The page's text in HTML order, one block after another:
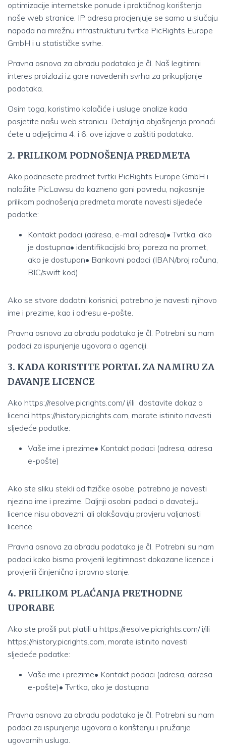
optimizacije internetske ponude i praktičnog korištenja
naše web stranice. IP adresa procjenjuje se samo u slučaju
napada na mrežnu infrastrukturu tvrtke PicRights Europe
GmbH i u statističke svrhe.
Pravna osnova za obradu podataka je čl. Naš legitimni
interes proizlazi iz gore navedenih svrha za prikupljanje
podataka.
Osim toga, koristimo kolačiće i usluge analize kada
posjetite našu web stranicu. Detaljnija objašnjenja pronaći
ćete u odjeljcima 4. i 6. ove izjave o zaštiti podataka.
2. PRILIKOM PODNOŠENJA PREDMETA
Ako podnesete predmet tvrtki PicRights Europe GmbH i
naložite PicLawsu da kazneno goni povredu, najkasnije
prilikom podnošenja predmeta morate navesti sljedeće
podatke:
Kontakt podaci (adresa, e-mail adresa)• Tvrtka, ako
je dostupna• identifikacijski broj poreza na promet,
ako je dostupan• Bankovni podaci (IBAN/broj računa,
BIC/swift kod)
Ako se stvore dodatni korisnici, potrebno je navesti njihovo
ime i prezime, kao i adresu e-pošte.
Pravna osnova za obradu podataka je čl. Potrebni su nam
podaci za ispunjenje ugovora o agenciji.
3. KADA KORISTITE PORTAL ZA NAMIRU ZA
DAVANJE LICENCE
Ako https://resolve.picrights.com/i/ili dostavite dokaz o
licenci https://history.picrights.com, morate istinito navesti
sljedeće podatke:
Vaše ime i prezime• Kontakt podaci (adresa, adresa
e-pošte)
Ako ste sliku stekli od fizičke osobe, potrebno je navesti
njezino ime i prezime. Daljnji osobni podaci o davatelju
licence nisu obavezni, ali olakšavaju provjeru valjanosti
licence.
Pravna osnova za obradu podataka je čl. Potrebni su nam
podaci kako bismo provjerili legitimnost dokazane licence i
provjerili činjenično i pravno stanje.
4. PRILIKOM PLAĆANJA PRETHODNE
UPORABE
Ako ste prošli put platili u https://resolve.picrights.com/i/ili
https://history.picrights.com, morate istinito navesti
sljedeće podatke:
Vaše ime i prezime• Kontakt podaci (adresa, adresa
e-pošte)• Tvrtka, ako je dostupna
Pravna osnova za obradu podataka je čl. Potrebni su nam
podaci za ispunjenje ugovora o korištenju i pružanje
ugovornih usluga.